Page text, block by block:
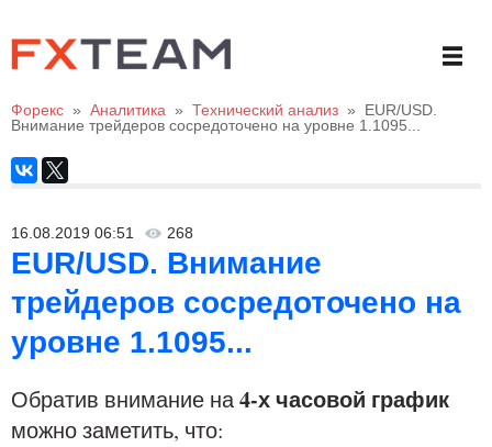
Форекс » Аналитика » Технический анализ »
EUR/USD.
Внимание трейдеров сосредоточено на уровне 1.1095...
16.08.2019 06:51 268
EUR/USD. Внимание
трейдеров сосредоточено на
уровне 1.1095...
Обратив внимание на4-х часовой график
можно заметить, что: